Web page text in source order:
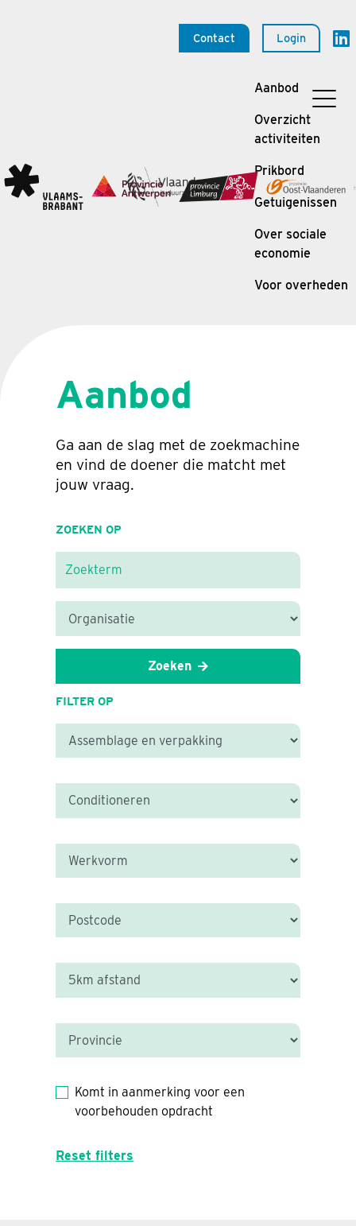
Contact Login
Aanbod
Overzicht
activiteiten
Prikbord
Getuigenissen
Over sociale
economie
Voor overheden
Aanbod
Ga aan de slag met de zoekmachine
en vind de doener die matcht met
jouw vraag.
ZOEKEN OP
Zoeken
FILTER OP
Komt in aanmerking voor een
voorbehouden opdracht
Reset filters